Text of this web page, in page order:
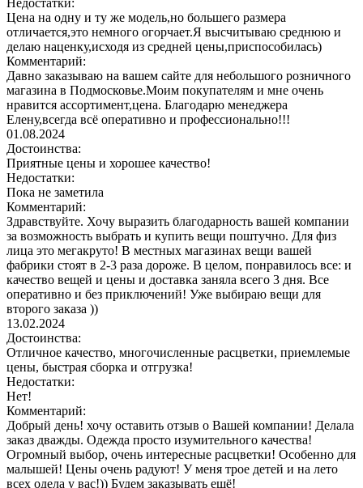
Цена на одну и ту же модель,но большего размера
отличается,это немного огорчает.Я высчитываю среднюю и
делаю наценку,исходя из средней цены,приспособилась)
Комментарий:
Давно заказываю на вашем сайте для небольшого розничного
магазина в Подмосковье.Моим покупателям и мне очень
нравится ассортимент,цена. Благодарю менеджера
Елену,всегда всё оперативно и профессионально!!!
01.08.2024
Достоинства:
Приятные цены и хорошее качество!
Недостатки:
Пока не заметила
Комментарий:
Здравствуйте. Хочу выразить благодарность вашей компании
за возможность выбрать и купить вещи поштучно. Для физ
лица это мегакруто! В местных магазинах вещи вашей
фабрики стоят в 2-3 раза дороже. В целом, понравилось все: и
качество вещей и цены и доставка заняла всего 3 дня. Все
оперативно и без приключений! Уже выбираю вещи для
второго заказа ))
13.02.2024
Достоинства:
Отличное качество, многочисленные расцветки, приемлемые
цены, быстрая сборка и отгрузка!
Недостатки:
Нет!
Комментарий:
Добрый день! хочу оставить отзыв о Вашей компании! Делала
заказ дважды. Одежда просто изумительного качества!
Огромный выбор, очень интересные расцветки! Особенно для
малышей! Цены очень радуют! У меня трое детей и на лето
всех одела у вас!)) Будем заказывать ещё!